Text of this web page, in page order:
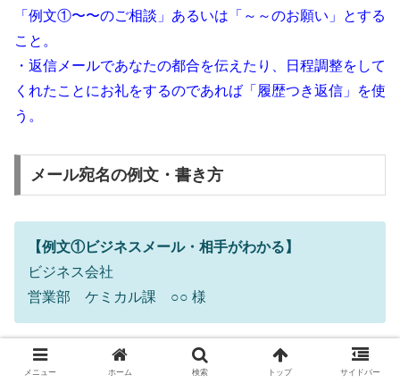
「例文①〜〜のご相談」あるいは「～～のお願い」とする
こと。
・返信メールであなたの都合を伝えたり、日程調整をして
くれたことにお礼をするのであれば「履歴つき返信」を使
う。
メール宛名の例文・書き方
【例文①ビジネスメール・相手がわかる】
ビジネス会社
営業部 ケミカル課 ○○ 様
【例文②ビジネスメール・相手不明】
メニュー ホーム 検索 トップ サイドバー